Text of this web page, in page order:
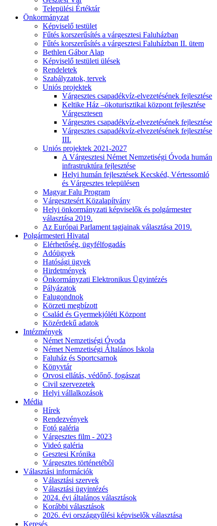
Települési Értéktár
Önkormányzat
Képviselő testület
Fűtés korszerűsítés a várgesztesi Faluházban
Fűtés korszerűsítés a várgesztesi Faluházban II. ütem
Bethlen Gábor Alap
Képviselő testületi ülések
Rendeletek
Szabályzatok, tervek
Uniós projektek
Várgesztes csapadékvíz-elvezetésének fejlesztése
Keltike Ház –ökoturisztikai központ fejlesztése
Várgesztesen
Várgesztes csapadékvíz-elvezetésének fejlesztése
Várgesztes csapadékvíz-elvezetésének fejlesztése
III.
Uniós projektek 2021-2027
A Várgesztesi Német Nemzetiségi Óvoda humán
infrastruktúra fejlesztése
Helyi humán fejlesztések Kecskéd, Vértessomló
és Várgesztes településen
Magyar Falu Program
Várgesztesért Közalapítvány
Helyi önkormányzati képviselők és polgármester
választása 2019.
Az Európai Parlament tagjainak választása 2019.
Polgármesteri Hivatal
Elérhetőség, ügyfélfogadás
Adóügyek
Hatósági ügyek
Hirdetmények
Önkormányzati Elektronikus Ügyintézés
Pályázatok
Falugondnok
Körzeti megbízott
Család és Gyermekjóléti Központ
Közérdekű adatok
Intézmények
Német Nemzetiségi Óvoda
Német Nemzetiségi Általános Iskola
Faluház és Sportcsarnok
Könyvtár
Orvosi ellátás, védőnő, fogászat
Civil szervezetek
Helyi vállalkozások
Média
Hírek
Rendezvények
Fotó galéria
Várgesztes film - 2023
Videó galéria
Gesztesi Krónika
Várgesztes történetéből
Választási információk
Választási szervek
Választási ügyintézés
2024. évi általános választások
Korábbi választások
2026. évi országgyűlési képviselők választása
Keresés